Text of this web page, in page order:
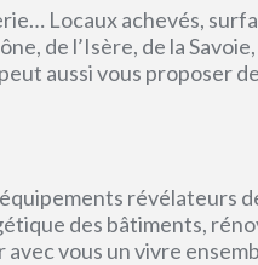
Locaux achevés,
de l’Isère, de la Savoie,
aussi vous proposer
révélateurs
des bâtiments,
vous un vivre